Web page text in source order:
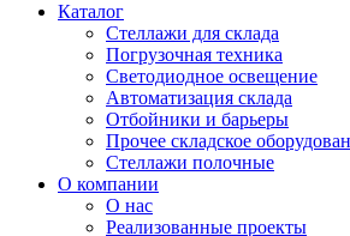
Каталог
Стеллажи для склада
Погрузочная техника
Светодиодное освещение
Автоматизация склада
Отбойники и барьеры
Прочее складское
Стеллажи полочные
О компании
О нас
Реализованные проекты